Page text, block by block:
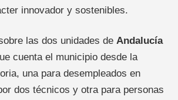
innovador y sostenibles.
las dos unidades de Andalucía
cuenta el municipio desde la
una para desempleados en
dos técnicos y otra para personas